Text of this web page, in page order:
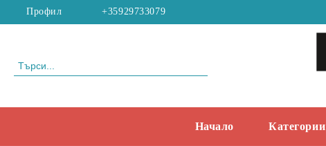
Профил +35929733079
Начало Категории